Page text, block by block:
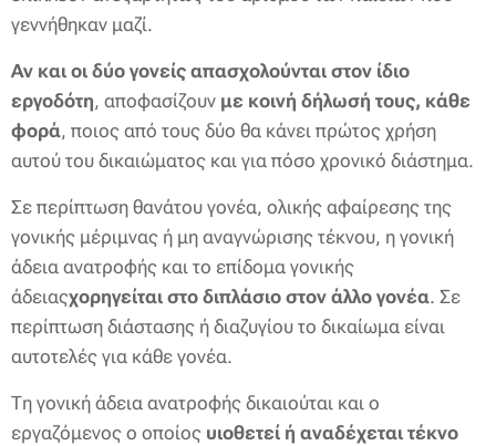
γεννήθηκαν μαζί.
Αν και οι δύο γονείς απασχολούνται στον ίδιο
εργοδότη, αποφασίζουν με κοινή δήλωσή τους, κάθε
φορά, ποιος από τους δύο θα κάνει πρώτος χρήση
αυτού του δικαιώματος και για πόσο χρονικό διάστημα.
Σε περίπτωση θανάτου γονέα, ολικής αφαίρεσης της
γονικής μέριμνας ή μη αναγνώρισης τέκνου, η γονική
άδεια ανατροφής και το επίδομα γονικής
άδειαςχορηγείται στο διπλάσιο στον άλλο γονέα. Σε
περίπτωση διάστασης ή διαζυγίου το δικαίωμα είναι
αυτοτελές για κάθε γονέα.
Τη γονική άδεια ανατροφής δικαιούται και ο
εργαζόμενος ο οποίος υιοθετεί ή αναδέχεται τέκνο